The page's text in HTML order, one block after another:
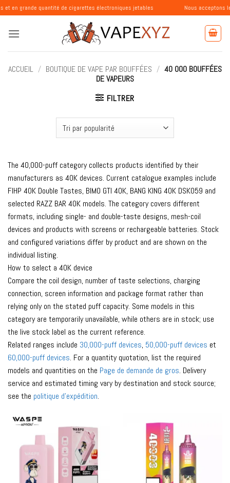
Passer
au
contenu
quantité de cigarettes électroniques jetables Nous acceptons les
ACCUEIL / BOUTIQUE DE VAPE PAR BOUFFÉES / 40 000 BOUFFÉES
DE VAPEURS
FILTRER
The 40,000-puff category collects products identified by their
manufacturers as 40K devices. Current catalogue examples include
FIHP 40K Double Tastes, BIMO GTI 40K, BANG KING 40K DSK059 and
selected RAZZ BAR 40K models. The category covers different
formats, including single- and double-taste designs, mesh-coil
devices and products with screens or rechargeable batteries. Stock
and configured variations differ by product and are shown on the
individual listing.
How to select a 40K device
Compare the coil design, number of taste selections, charging
connection, screen information and package format rather than
relying only on the stated puff capacity. Some models in this
category are temporarily unavailable, while others are in stock; use
the live stock label as the current reference.
Related ranges include 30,000-puff devices, 50,000-puff devices et
60,000-puff devices. For a quantity quotation, list the required
models and quantities on the Page de demande de gros. Delivery
service and estimated timing vary by destination and stock source;
see the politique d'expédition.